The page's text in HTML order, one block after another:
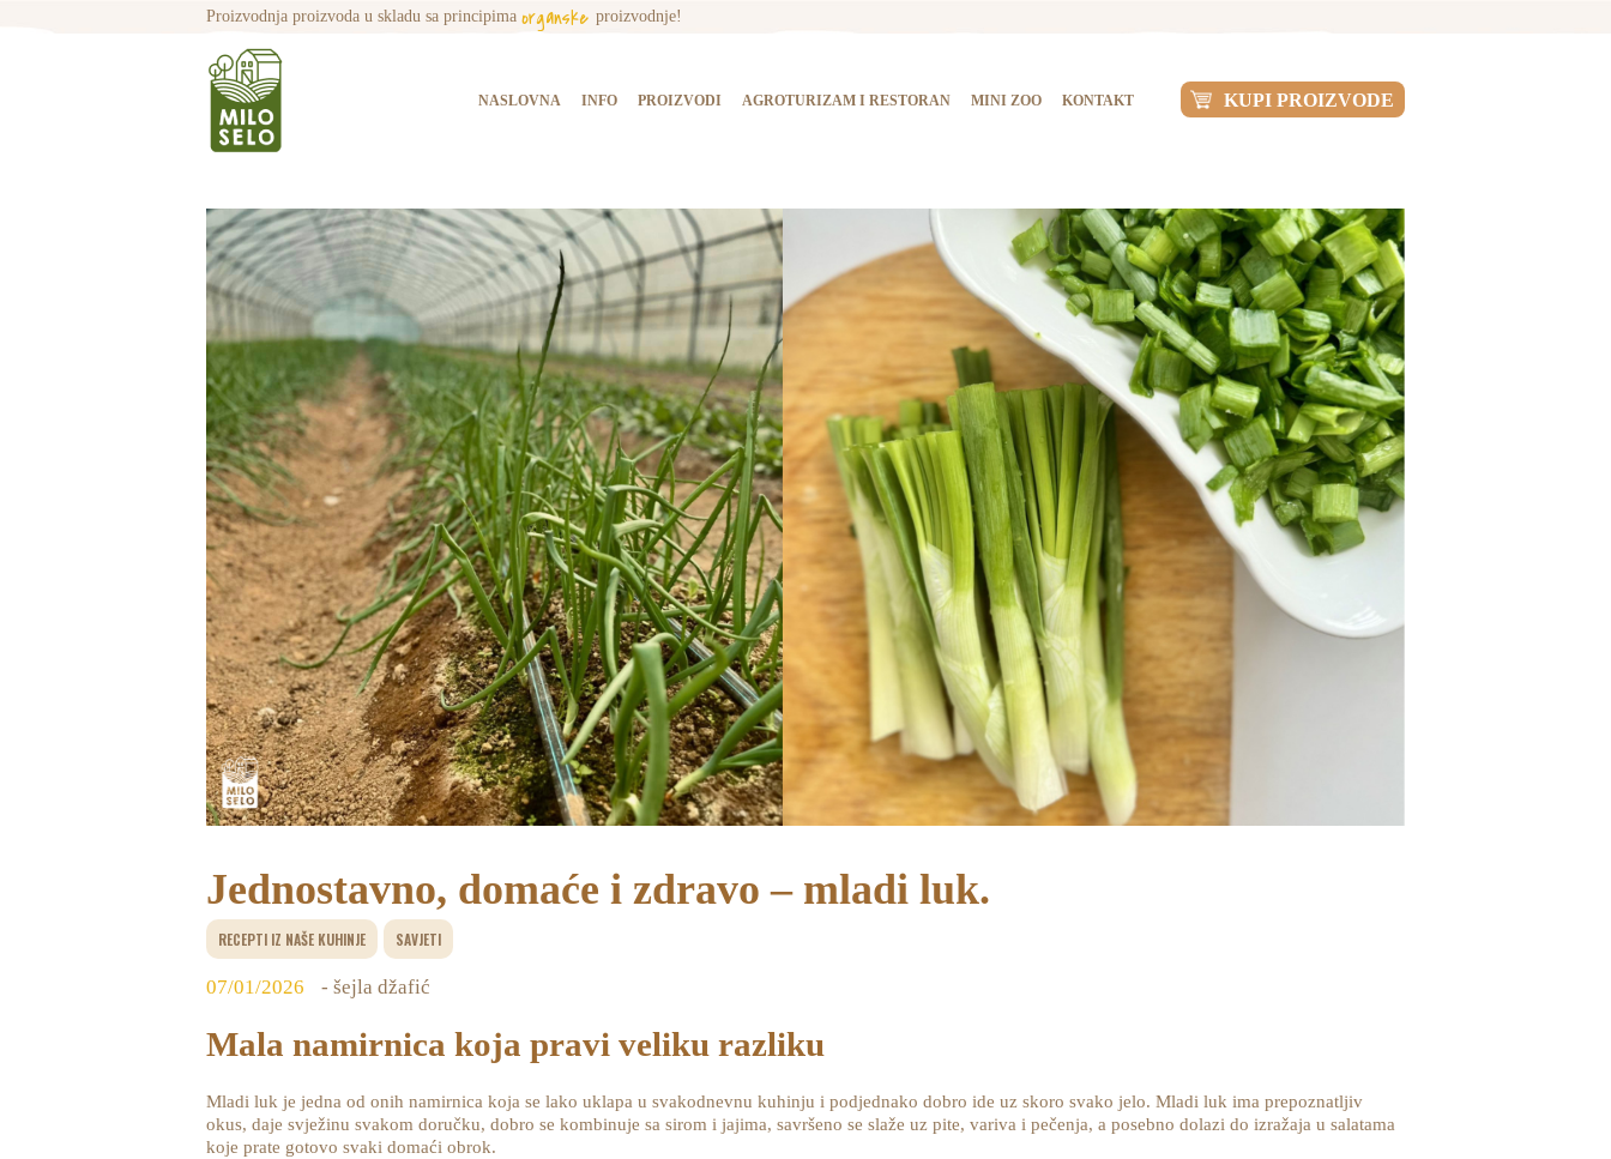
Proizvodnja proizvoda u skladu sa principima organske proizvodnje!
NASLOVNA INFO PROIZVODI AGROTURIZAM I RESTORAN MINI ZOO KONTAKT KUPI PROIZVODE
NASLOVNA
INFO
AGROTURIZAM I
RESTORAN
MINI ZOO
KONTAKT
KUPI PROIZVODE
Jednostavno, domaće i zdravo – mladi luk.
RECEPTI IZ NAŠE KUHINJE SAVJETI
07/01/2026 - šejla džafić
Mala namirnica koja pravi veliku razliku
Mladi luk je jedna od onih namirnica koja se lako uklapa u svakodnevnu kuhinju i podjednako dobro ide uz skoro svako jelo. Mladi luk ima prepoznatljiv
okus, daje svježinu svakom doručku, dobro se kombinuje sa sirom i jajima, savršeno se slaže uz pite, variva i pečenja, a posebno dolazi do izražaja u salatama
koje prate gotovo svaki domaći obrok.